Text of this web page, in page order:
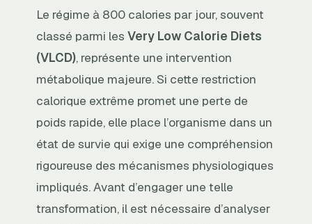
Le régime à 800 calories par jour, souvent
classé parmi les Very Low Calorie Diets
(VLCD), représente une intervention
métabolique majeure. Si cette restriction
calorique extrême promet une perte de
poids rapide, elle place l’organisme dans un
état de survie qui exige une compréhension
rigoureuse des mécanismes physiologiques
impliqués. Avant d’engager une telle
transformation, il est nécessaire d’analyser